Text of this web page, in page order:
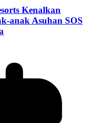
Kenalkan
anak Asuhan SOS